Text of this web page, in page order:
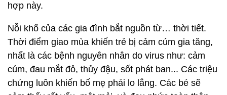
hợp này.
Nỗi khổ của các gia đình bắt nguồn từ… thời tiết.
Thời điểm giao mùa khiến trẻ bị cảm cúm gia tăng,
nhất là các bệnh nguyên nhân do virus như: cảm
cúm, đau mắt đỏ, thủy đậu, sốt phát ban... Các triệu
chứng luôn khiến bố mẹ phải lo lắng. Các bé sẽ